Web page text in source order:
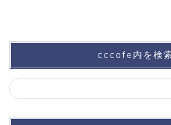
cccafe内を検